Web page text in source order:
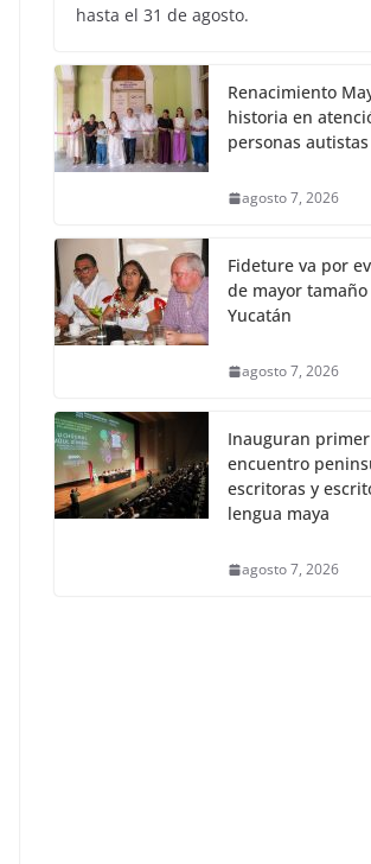
hasta el 31 de agosto.
Renacimiento
historia en
personas autistas
agosto 7, 2026
Fideture va por
de mayor
Yucatán
agosto 7, 2026
Inauguran primer
encuentro
escritoras y
lengua maya
agosto 7, 2026